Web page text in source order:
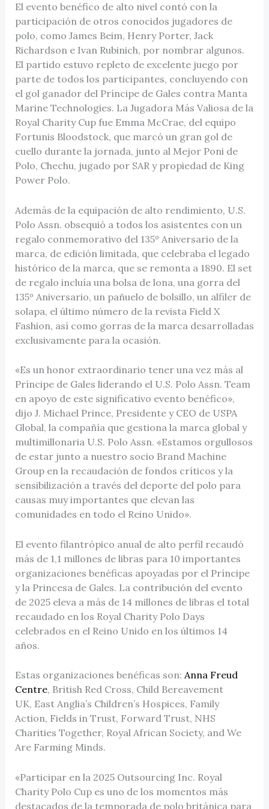
El evento benéfico de alto nivel contó con la
participación de otros conocidos jugadores de
polo, como James Beim, Henry Porter, Jack
Richardson e Ivan Rubinich, por nombrar algunos.
El partido estuvo repleto de excelente juego por
parte de todos los participantes, concluyendo con
el gol ganador del Príncipe de Gales contra Manta
Marine Technologies. La Jugadora Más Valiosa de la
Royal Charity Cup fue Emma McCrae, del equipo
Fortunis Bloodstock, que marcó un gran gol de
cuello durante la jornada, junto al Mejor Poni de
Polo, Chechu, jugado por SAR y propiedad de King
Power Polo.
Además de la equipación de alto rendimiento, U.S.
Polo Assn. obsequió a todos los asistentes con un
regalo conmemorativo del 135º Aniversario de la
marca, de edición limitada, que celebraba el legado
histórico de la marca, que se remonta a 1890. El set
de regalo incluía una bolsa de lona, una gorra del
135º Aniversario, un pañuelo de bolsillo, un alfiler de
solapa, el último número de la revista Field X
Fashion, así como gorras de la marca desarrolladas
exclusivamente para la ocasión.
«Es un honor extraordinario tener una vez más al
Príncipe de Gales liderando el U.S. Polo Assn. Team
en apoyo de este significativo evento benéfico»,
dijo J. Michael Prince, Presidente y CEO de USPA
Global, la compañía que gestiona la marca global y
multimillonaria U.S. Polo Assn. «Estamos orgullosos
de estar junto a nuestro socio Brand Machine
Group en la recaudación de fondos críticos y la
sensibilización a través del deporte del polo para
causas muy importantes que elevan las
comunidades en todo el Reino Unido».
El evento filantrópico anual de alto perfil recaudó
más de 1,1 millones de libras para 10 importantes
organizaciones benéficas apoyadas por el Príncipe
y la Princesa de Gales. La contribución del evento
de 2025 eleva a más de 14 millones de libras el total
recaudado en los Royal Charity Polo Days
celebrados en el Reino Unido en los últimos 14
años.
Estas organizaciones benéficas son: Anna Freud
Centre, British Red Cross, Child Bereavement
UK, East Anglia’s Children’s Hospices, Family
Action, Fields in Trust, Forward Trust, NHS
Charities Together, Royal African Society, and We
Are Farming Minds.
«Participar en la 2025 Outsourcing Inc. Royal
Charity Polo Cup es uno de los momentos más
destacados de la temporada de polo británica para